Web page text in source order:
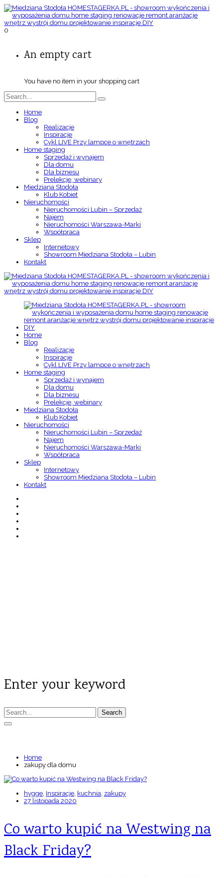
0
An empty cart
You have no item in your shopping cart
Home
Blog
Realizacje
Inspiracje
Cykl LIVE Przy lampce o wnętrzach
Home staging
Sprzedaż i wynajem
Dla domu
Dla biznesu
Prelekcje, webinary
Miedziana Stodoła
Klub Kobiet
Nieruchomości
Nieruchomości Lubin – Sprzedaż
Najem
Nieruchomości Warszawa-Marki
Współpraca
Sklep
Internetowy
Showroom Miedziana Stodoła – Lubin
Kontakt
Home
Blog
Realizacje
Inspiracje
Cykl LIVE Przy lampce o wnętrzach
Home staging
Sprzedaż i wynajem
Dla domu
Dla biznesu
Prelekcje, webinary
Miedziana Stodoła
Klub Kobiet
Nieruchomości
Nieruchomości Lubin – Sprzedaż
Najem
Nieruchomości Warszawa-Marki
Współpraca
Sklep
Internetowy
Showroom Miedziana Stodoła – Lubin
Kontakt
Enter your keyword
Search
Home
zakupy dla domu
hygge, Inspiracje, kuchnia, zakupy
27 listopada 2020
Co warto kupić na Westwing na
Black Friday?